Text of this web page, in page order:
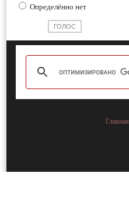
Определённо нет
Главная